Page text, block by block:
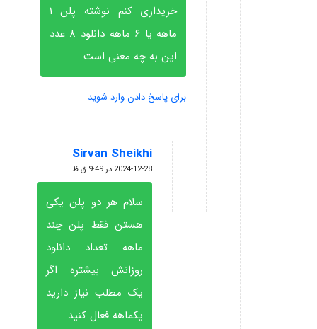
خریداری کنم نوشته پلن ۱
ماهه یا ۶ ماهه دانلود ۸ عدد
این به چه معنی است
برای پاسخ دادن وارد شوید
Sirvan Sheikhi
گفته:
2024-12-28 در 9:49 ق.ظ
سلام هر دو پلن یکی
هستن فقط پلن چند
ماهه تعداد دانلود
روزانش بیشتره اگر
یک مطلب نیاز دارید
یکماهه فعال کنید